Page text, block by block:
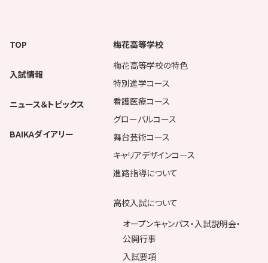
TOP
入試情報
ニュース＆トピックス
BAIKAダイアリー
梅花高等学校
梅花高等学校の特色
特別進学コース
看護医療コース
グローバルコース
舞台芸術コース
キャリアデザインコース
進路指導について
高校入試について
オープンキャンパス・入試説明会・
公開行事
入試要項